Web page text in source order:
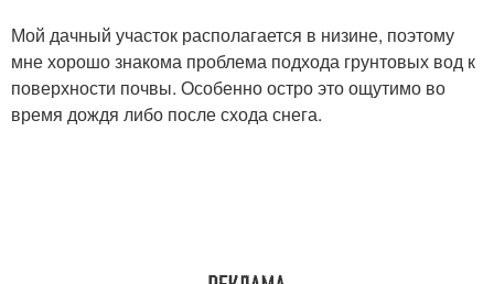
Мой дачный участок располагается в низине, поэтому
мне хорошо знакома проблема подхода грунтовых вод к
поверхности почвы. Особенно остро это ощутимо во
время дождя либо после схода снега.